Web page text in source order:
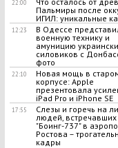
22:00
Пальмиры после
ИГИЛ: уникальные
12:23
В Одессе
военную технику и
амуницию
силовиков с
фото
22:10
Новая мощь в
корпусе: Apple
презентовала
iPad Pro и iPhone SE
17:55
Слезы и горечь на
людей, встречавших
"Боинг-737" в
Ростова –
кадры